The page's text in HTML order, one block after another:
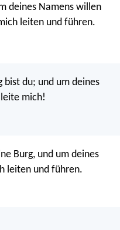
deines Namens willen
leiten und führen.
bist du; und um deines
mich!
Burg, und um deines
leiten und führen.